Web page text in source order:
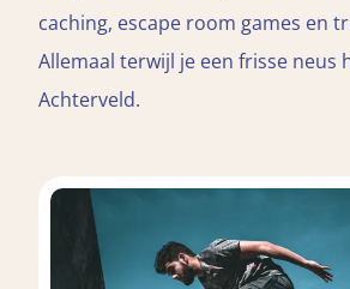
caching, escape room games en
Allemaal terwijl je een frisse neus
Achterveld.